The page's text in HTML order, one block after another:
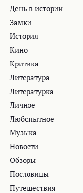
День в истории
Замки
История
Кино
Критика
Литература
Литературка
Личное
Любопытное
Музыка
Новости
Обзоры
Пословицы
Путешествия